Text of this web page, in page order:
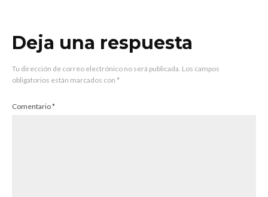
Deja una respuesta
Tu dirección de correo electrónico no será publicada. Los campos
obligatorios están marcados con *
Comentario*